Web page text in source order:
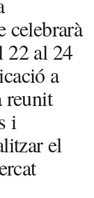
celebrarà
22 al 24
a
reunit
i
el